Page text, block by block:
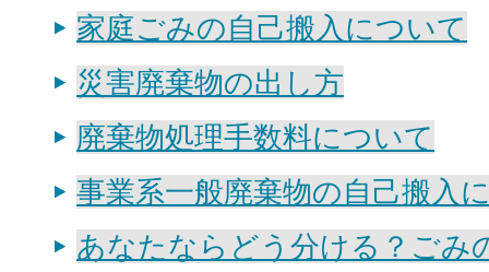
家庭ごみの自己搬入について
災害廃棄物の出し方
廃棄物処理手数料について
事業系一般廃棄物の自己搬入
あなたならどう分ける？ごみ